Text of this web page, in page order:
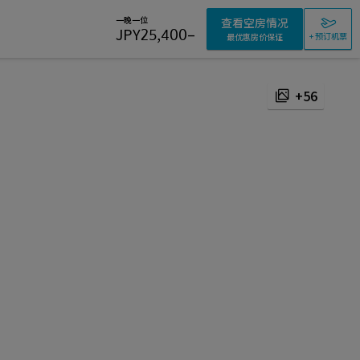
一晚一位
JPY25,400–
查看空房情况
最优惠房价保证 + 预订机票
+56